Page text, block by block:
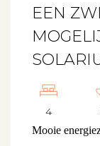
EEN
4
Mooie